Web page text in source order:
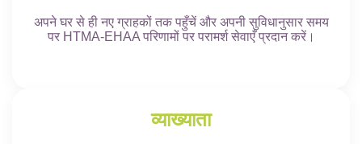
अपने घर से ही नए ग्राहकों तक पहुँचें और अपनी सुविधानुसार समय
पर HTMA-EHAA परिणामों पर परामर्श सेवाएँ प्रदान करें।
व्याख्याता